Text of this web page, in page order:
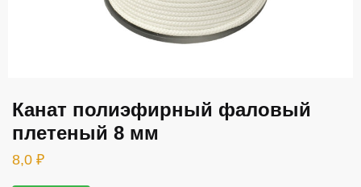
Канат полиэфирный фаловый
плетеный 8 мм
8,0 ₽